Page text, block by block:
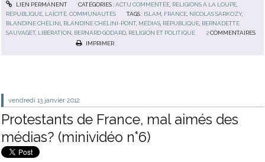
LIEN PERMANENT CATÉGORIES :ACTU COMMENTÉE, RELIGIONS À LA LOUPE,
RÉPUBLIQUE, LAÏCITÉ, COMMUNAUTÉS
TAGS : ISLAM FRANCE NICOLAS SARKOZY,
BLANDINE CHÉLINI BLANDINE CHÉLINI-PONT, MÉDIAS RÉPUBLIQUE BERNADETTE
SAUVAGET, LIBÉRATION BERNARD GODARD RELIGION ET POLITIQUE 2 COMMENTAIRES
IMPRIMER
vendredi 13 janvier 2012
Protestants de France, mal aimés des
médias? (minividéo n°6)